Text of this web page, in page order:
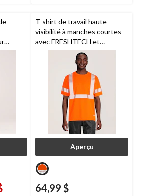
T-shirt de travail haute
visibilité à manches courtes
avec FRESHTECH et
insectifuge pour hommes,
série WorkPro, Dakota
Aperçu
64,99 $